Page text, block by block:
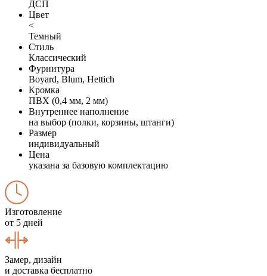
ДСП
Цвет
<
Темный
Стиль
Классический
Фурнитура
Boyard, Blum, Hettich
Кромка
ПВХ (0,4 мм, 2 мм)
Внутреннее наполнение
на выбор (полки, корзины, штанги)
Размер
индивидуальный
Цена
указана за базовую комплектацию
Изготовление
от 5 дней
Замер, дизайн
и доставка бесплатно